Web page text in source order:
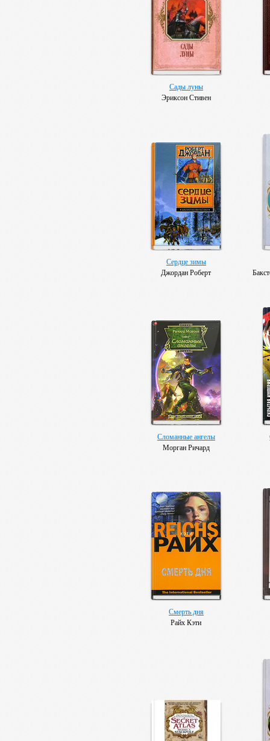
Сады луны
Эриксон Стивен
Сердце зимы
Джордан Роберт
Сломанные ангелы
Морган Ричард
Смерть дня
Райх Кэти